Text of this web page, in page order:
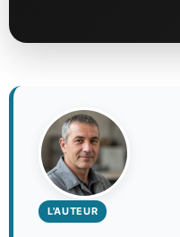
L'AUTEUR